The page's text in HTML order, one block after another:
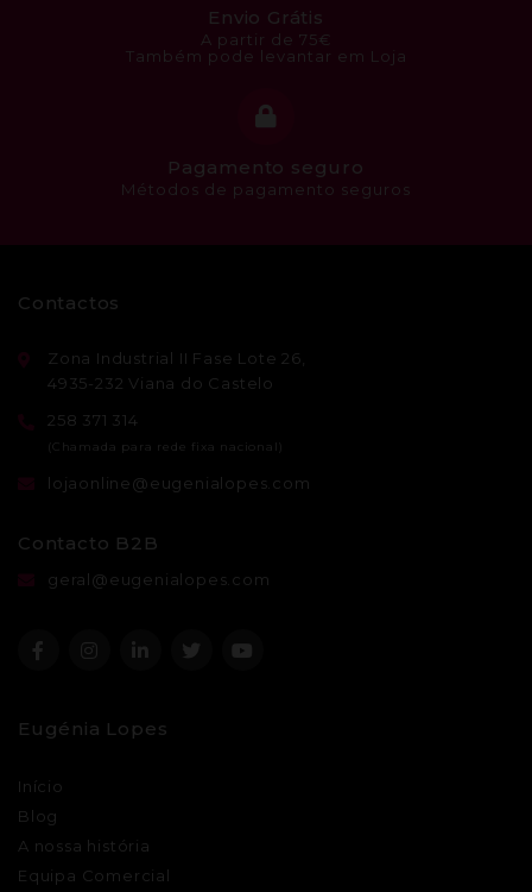
Envio Grátis
A partir de 75€
Também pode levantar em Loja
Pagamento seguro
Métodos de pagamento seguros
Contactos
Zona Industrial II Fase Lote 26,
4935-232 Viana do Castelo
258 371 314
lojaonline@eugenialopes.com
Contacto B2B
geral@eugenialopes.com
Eugénia Lopes
Início
Blog
A nossa história
Equipa Comercial